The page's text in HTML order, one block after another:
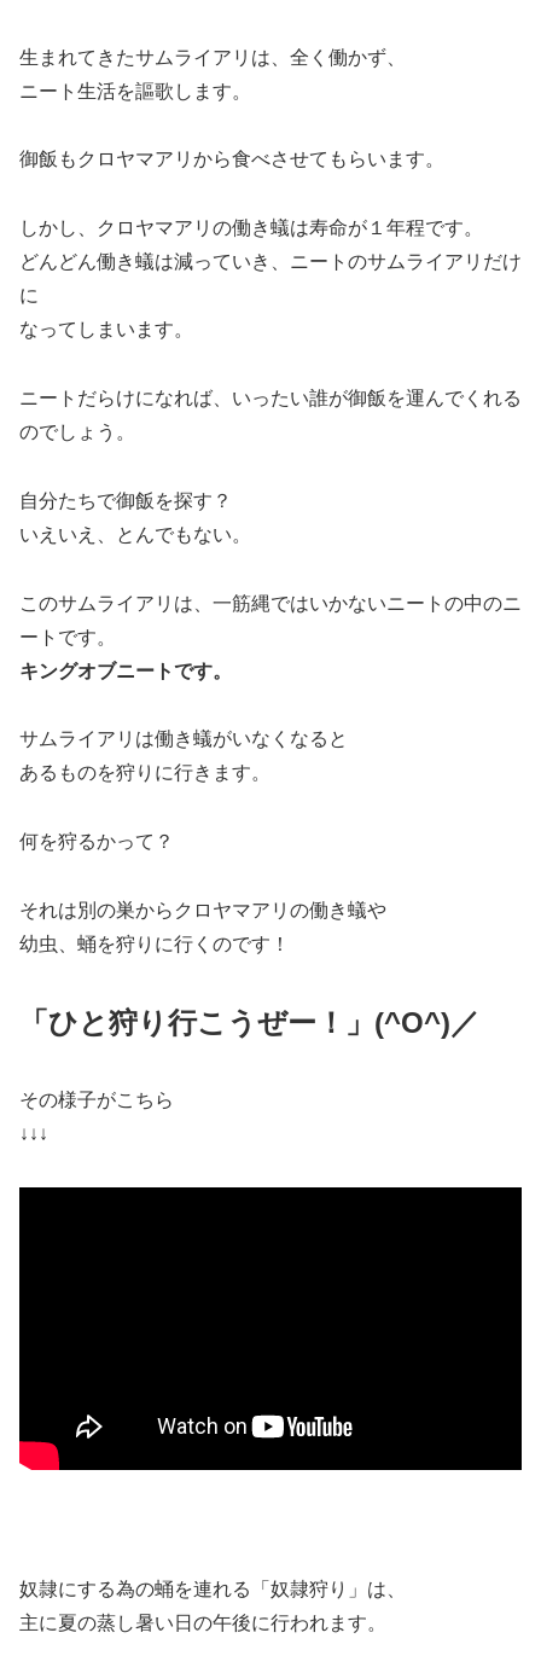
生まれてきたサムライアリは、全く働かず、
ニート生活を謳歌します。
御飯もクロヤマアリから食べさせてもらいます。
しかし、クロヤマアリの働き蟻は寿命が１年程です。
どんどん働き蟻は減っていき、ニートのサムライアリだけ
に
なってしまいます。
ニートだらけになれば、いったい誰が御飯を運んでくれる
のでしょう。
自分たちで御飯を探す？
いえいえ、とんでもない。
このサムライアリは、一筋縄ではいかないニートの中のニ
ートです。
キングオブニートです。
サムライアリは働き蟻がいなくなると
あるものを狩りに行きます。
何を狩るかって？
それは別の巣からクロヤマアリの働き蟻や
幼虫、蛹を狩りに行くのです！
「ひと狩り行こうぜー！」(^O^)／
その様子がこちら
↓↓↓
奴隷にする為の蛹を連れる「奴隷狩り」は、
主に夏の蒸し暑い日の午後に行われます。